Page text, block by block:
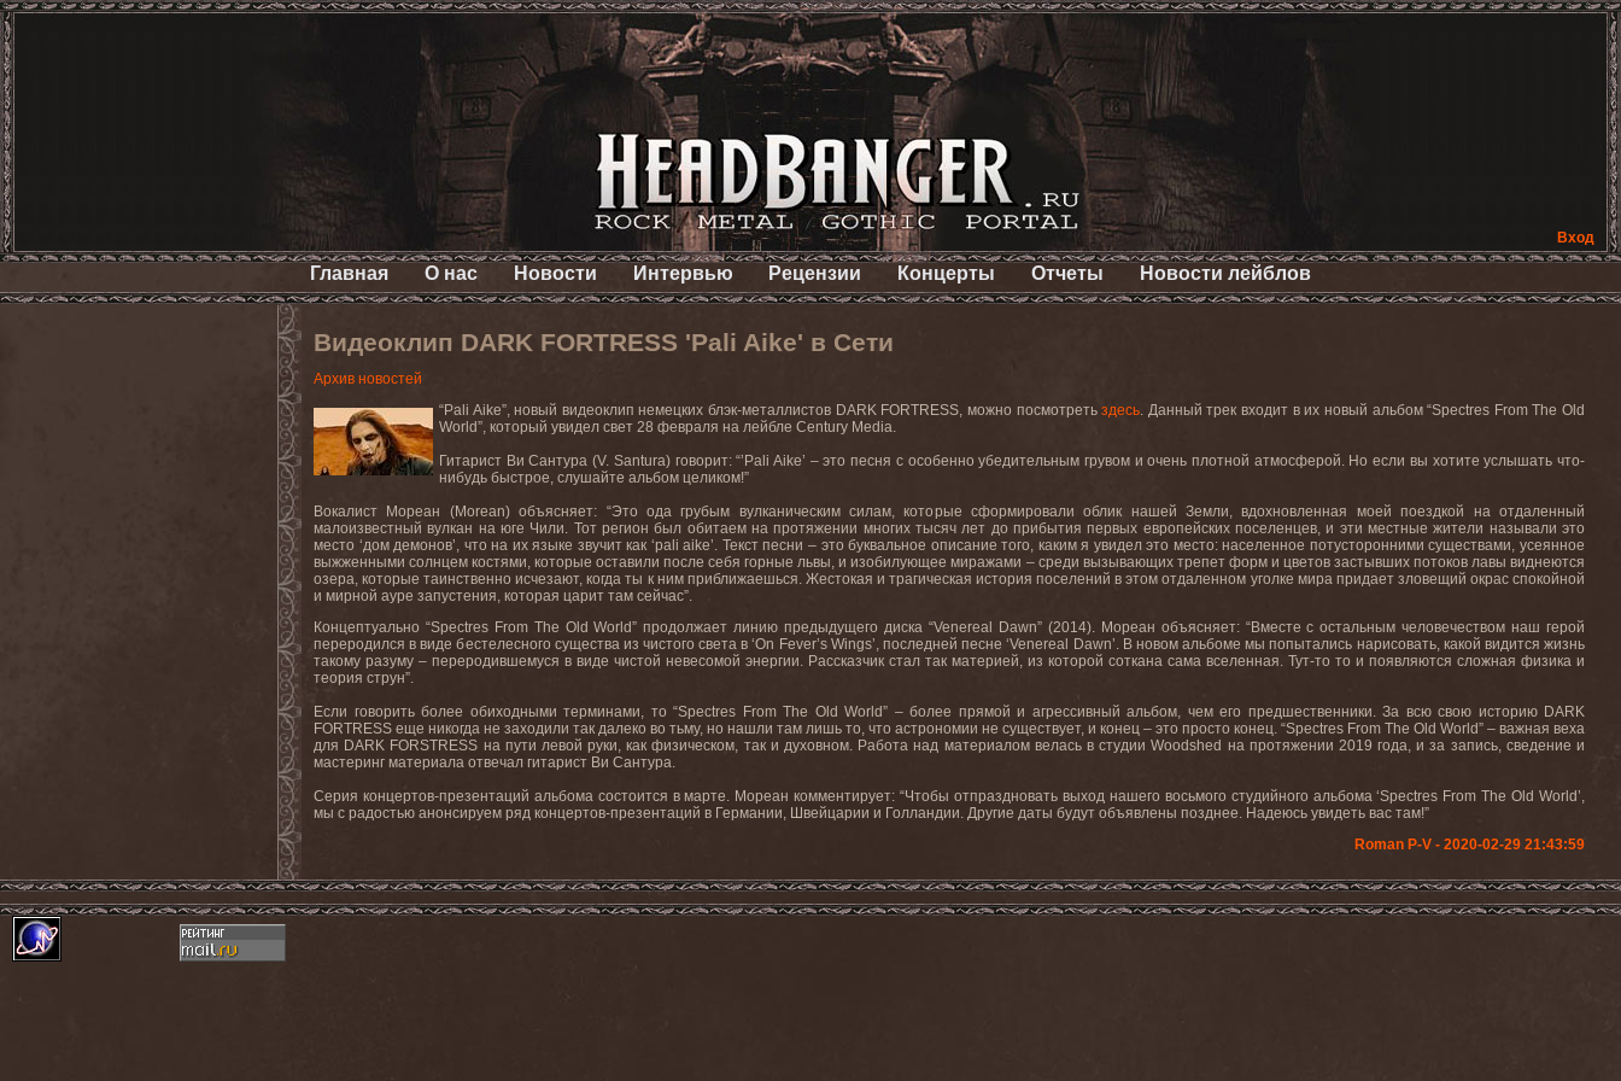
Вход
Главная О нас Новости Интервью Рецензии Концерты Отчеты Новости лейблов
Видеоклип DARK FORTRESS 'Pali Aike' в Сети
Архив новостей
“Pali Aike”, новый видеоклип немецких блэк-металлистов DARK FORTRESS, можно посмотретьздесь. Данный трек входит в их новый альбом “Spectres From The Old
World”, который увидел свет 28 февраля на лейбле Century Media.
Гитарист Ви Сантура (V. Santura) говорит: “’Pali Aike’ – это песня с особенно убедительным грувом и очень плотной атмосферой. Но если вы хотите услышать что-
нибудь быстрое, слушайте альбом целиком!”
Вокалист Мореан (Morean) объясняет: “Это ода грубым вулканическим силам, которые сформировали облик нашей Земли, вдохновленная моей поездкой на отдаленный
малоизвестный вулкан на юге Чили. Тот регион был обитаем на протяжении многих тысяч лет до прибытия первых европейских поселенцев, и эти местные жители называли это
место ‘дом демонов’, что на их языке звучит как ‘pali aike’. Текст песни – это буквальное описание того, каким я увидел это место: населенное потусторонними существами, усеянное
выжженными солнцем костями, которые оставили после себя горные львы, и изобилующее миражами – среди вызывающих трепет форм и цветов застывших потоков лавы виднеются
озера, которые таинственно исчезают, когда ты к ним приближаешься. Жестокая и трагическая история поселений в этом отдаленном уголке мира придает зловещий окрас спокойной
и мирной ауре запустения, которая царит там сейчас”.
Концептуально “Spectres From The Old World” продолжает линию предыдущего диска “Venereal Dawn” (2014). Мореан объясняет: “Вместе с остальным человечеством наш герой
переродился в виде бестелесного существа из чистого света в ‘On Fever’s Wings’, последней песне ‘Venereal Dawn’. В новом альбоме мы попытались нарисовать, какой видится жизнь
такому разуму – переродившемуся в виде чистой невесомой энергии. Рассказчик стал так материей, из которой соткана сама вселенная. Тут-то то и появляются сложная физика и
теория струн”.
Если говорить более обиходными терминами, то “Spectres From The Old World” – более прямой и агрессивный альбом, чем его предшественники. За всю свою историю DARK
FORTRESS еще никогда не заходили так далеко во тьму, но нашли там лишь то, что астрономии не существует, и конец – это просто конец. “Spectres From The Old World” – важная веха
для DARK FORSTRESS на пути левой руки, как физическом, так и духовном. Работа над материалом велась в студии Woodshed на протяжении 2019 года, и за запись, сведение и
мастеринг материала отвечал гитарист Ви Сантура.
Серия концертов-презентаций альбома состоится в марте. Мореан комментирует: “Чтобы отпраздновать выход нашего восьмого студийного альбома ‘Spectres From The Old World’,
мы с радостью анонсируем ряд концертов-презентаций в Германии, Швейцарии и Голландии. Другие даты будут объявлены позднее. Надеюсь увидеть вас там!”
Roman P-V - 2020-02-29 21:43:59